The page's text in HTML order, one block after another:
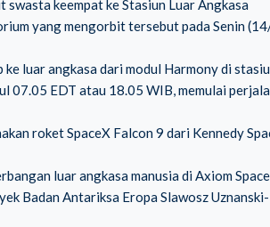
keempat ke Stasiun Luar Angkasa
yang mengorbit tersebut pada Senin
luar angkasa dari modul Harmony di
07.05 EDT atau 18.05 WIB, memulai
roket SpaceX Falcon 9 dari Kennedy
luar angkasa manusia di Axiom
Badan Antariksa Eropa Slawosz Uznanski-